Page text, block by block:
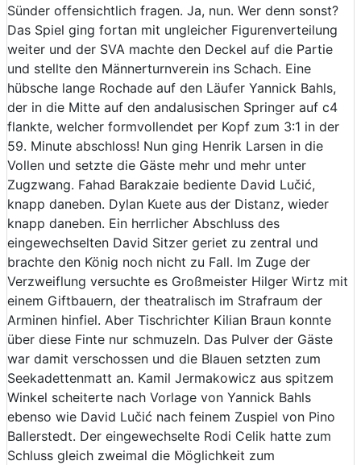
Sünder offensichtlich fragen. Ja, nun. Wer denn sonst?
Das Spiel ging fortan mit ungleicher Figurenverteilung
weiter und der SVA machte den Deckel auf die Partie
und stellte den Männerturnverein ins Schach. Eine
hübsche lange Rochade auf den Läufer Yannick Bahls,
der in die Mitte auf den andalusischen Springer auf c4
flankte, welcher formvollendet per Kopf zum 3:1 in der
59. Minute abschloss! Nun ging Henrik Larsen in die
Vollen und setzte die Gäste mehr und mehr unter
Zugzwang. Fahad Barakzaie bediente David Lučić,
knapp daneben. Dylan Kuete aus der Distanz, wieder
knapp daneben. Ein herrlicher Abschluss des
eingewechselten David Sitzer geriet zu zentral und
brachte den König noch nicht zu Fall. Im Zuge der
Verzweiflung versuchte es Großmeister Hilger Wirtz mit
einem Giftbauern, der theatralisch im Strafraum der
Arminen hinfiel. Aber Tischrichter Kilian Braun konnte
über diese Finte nur schmuzeln. Das Pulver der Gäste
war damit verschossen und die Blauen setzten zum
Seekadettenmatt an. Kamil Jermakowicz aus spitzem
Winkel scheiterte nach Vorlage von Yannick Bahls
ebenso wie David Lučić nach feinem Zuspiel von Pino
Ballerstedt. Der eingewechselte Rodi Celik hatte zum
Schluss gleich zweimal die Möglichkeit zum